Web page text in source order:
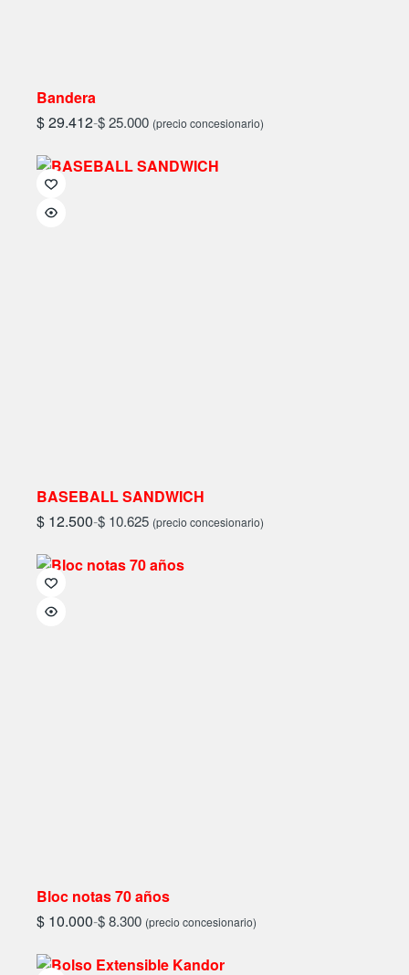
Bandera
$29.412-$25.000 (precio concesionario)
BASEBALL SANDWICH
$ 12.500-$ 10.625 (precio concesionario)
Bloc notas 70 años
$ 10.000-$8.300 (precio concesionario)